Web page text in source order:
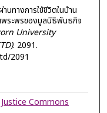
ทางการใช้ชีวิตในบ้าน
ระพรของมูลนิธิพันธกิจ
University
. 2091.
2091
Commons